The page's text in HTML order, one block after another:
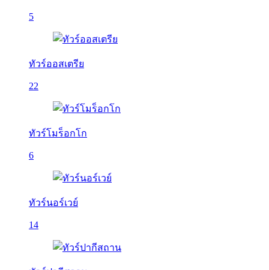
5
ทัวร์ออสเตรีย
22
ทัวร์โมร็อกโก
6
ทัวร์นอร์เวย์
14